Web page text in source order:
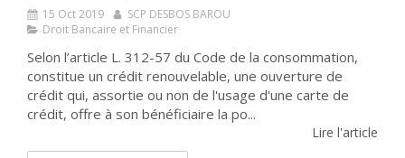
15 Oct 2019
SCP DESBOS BAROU
Droit Bancaire et Financier
Selon l’article L. 312-57 du Code de la consommation,
constitue un crédit renouvelable, une ouverture de
crédit qui, assortie ou non de l'usage d'une carte de
crédit, offre à son bénéficiaire la po...
Lire l'article